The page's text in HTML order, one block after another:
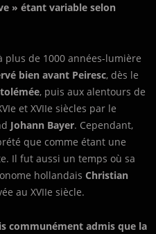
» étant variable selon
plus de 1000 années-lumière
bien avant Peiresc, dès le
, puis aux alentours de
et XVIIe siècles par le
Johann Bayer. Cependant,
que comme étant une
Il fut aussi un temps où sa
hollandais Christian
au XVIIe siècle.
communément admis que la